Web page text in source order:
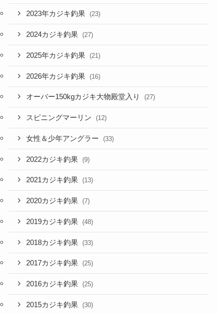
2023年カジキ釣果 (23)
2024カジキ釣果 (27)
2025年カジキ釣果 (21)
2026年カジキ釣果 (16)
オーバー150kgカジキ大物殿堂入り (27)
スピニングマーリン (12)
女性＆少年アングラー (33)
2022カジキ釣果 (9)
2021カジキ釣果 (13)
2020カジキ釣果 (7)
2019カジキ釣果 (48)
2018カジキ釣果 (33)
2017カジキ釣果 (25)
2016カジキ釣果 (25)
2015カジキ釣果 (30)